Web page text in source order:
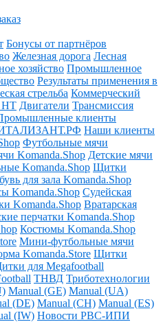
Бонусы от партнёров
Железная дорога Лесная
хозяйство Промышленное
Результаты применения в
стрельба Коммерческий
НТ Двигатели Трансмиссия
клиенты
Наши клиенты
Футбольные мячи
Komanda.Shop Детские мячи
Komanda.Shop Щитки
для зала Komanda.Shop
Komanda.Shop Судейская
Komanda.Shop Вратарская
перчатки Komanda.Shop
Костюмы Komanda.Shop
Мини-футбольные мячи
Komanda.Store Щитки
для Megafootball
ТНВД Триботехнологии
Manual (GE) Manual (UA)
(DE) Manual (CH) Manual (ES)
(IW) Новости РВС-ИПИ